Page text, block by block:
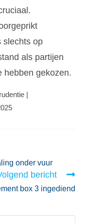
slechts op
als partijen
hebben gekozen.
|
onder vuur
bericht
box 3 ingediend